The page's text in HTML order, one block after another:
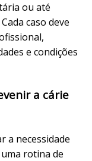
ou até
caso deve
e condições
a cárie
a necessidade
rotina de